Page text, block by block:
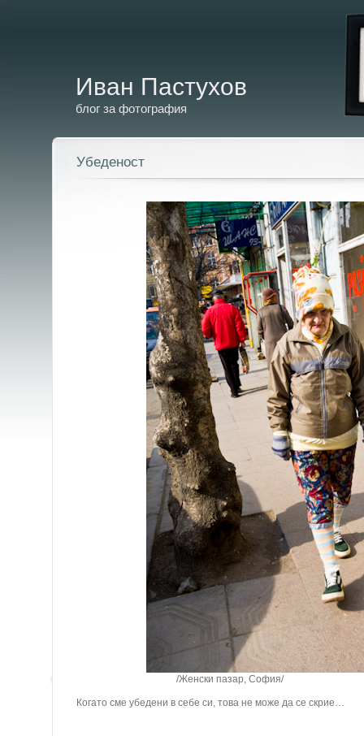
Иван Пастухов
блог за фотография
Убеденост
/Женски пазар, София/
Когато сме убедени в себе си, това не може да се скрие…